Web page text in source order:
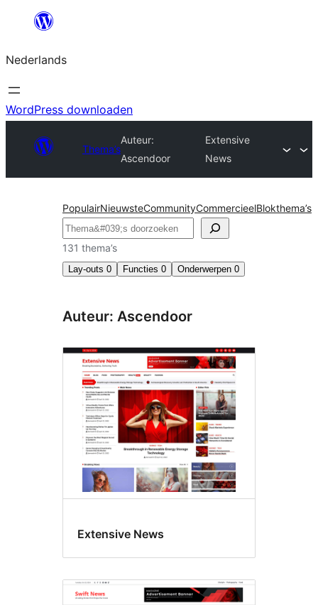
de
inhoud
Nederlands
WordPress downloaden
Thema’s
Auteur:
Ascendoor
Extensive
News
PopulairNieuwsteCommunityCommercieelBlokthema’s
Zoeken
131 thema’s
Lay-outs 0 Functies 0 Onderwerpen 0
Auteur: Ascendoor
Extensive News